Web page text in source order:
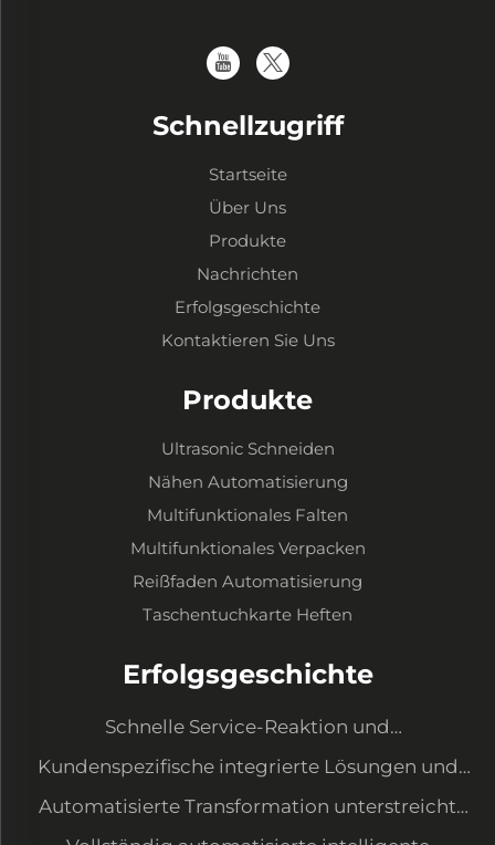
Schnellzugriff
Startseite
Über Uns
Produkte
Nachrichten
Erfolgsgeschichte
Kontaktieren Sie Uns
Produkte
Ultrasonic Schneiden
Nähen Automatisierung
Multifunktionales Falten
Multifunktionales Verpacken
Reißfaden Automatisierung
Taschentuchkarte Heften
Erfolgsgeschichte
Schnelle Service-Reaktion und
Ausrüstungsaufwertung zur Erfüllung neuer
Anforderungen
Kundenspezifische integrierte Lösungen und
Datenmanagementsystem
Automatisierte Transformation unterstreicht
unser Kostenvorteil und sichert große